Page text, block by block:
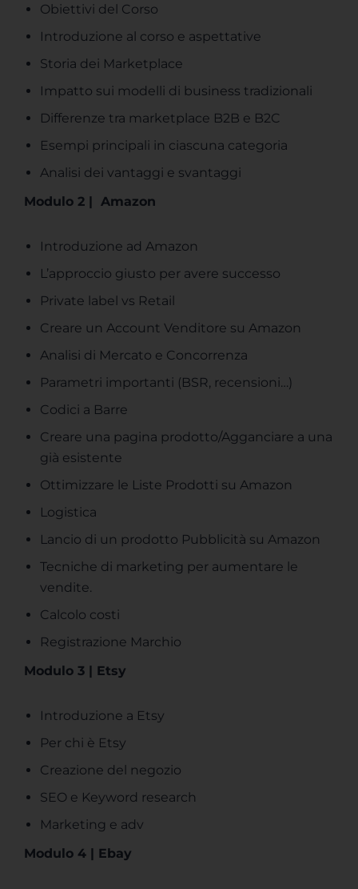
Obiettivi del Corso
Introduzione al corso e aspettative
Storia dei Marketplace
Impatto sui modelli di business tradizionali
Differenze tra marketplace B2B e B2C
Esempi principali in ciascuna categoria
Analisi dei vantaggi e svantaggi
Modulo 2 | Amazon
Introduzione ad Amazon
L’approccio giusto per avere successo
Private label vs Retail
Creare un Account Venditore su Amazon
Analisi di Mercato e Concorrenza
Parametri importanti (BSR, recensioni…)
Codici a Barre
Creare una pagina prodotto/Agganciare a una
già esistente
Ottimizzare le Liste Prodotti su Amazon
Logistica
Lancio di un prodotto Pubblicità su Amazon
Tecniche di marketing per aumentare le
vendite.
Calcolo costi
Registrazione Marchio
Modulo 3 | Etsy
Introduzione a Etsy
Per chi è Etsy
Creazione del negozio
SEO e Keyword research
Marketing e adv
Modulo 4 | Ebay